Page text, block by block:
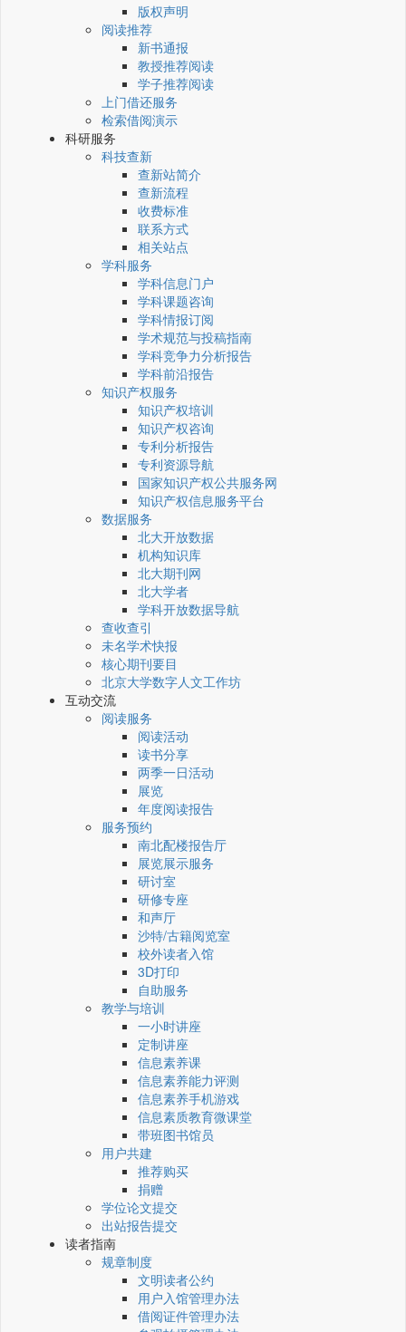
版权声明
阅读推荐
新书通报
教授推荐阅读
学子推荐阅读
上门借还服务
检索借阅演示
科研服务
科技查新
查新站简介
查新流程
收费标准
联系方式
相关站点
学科服务
学科信息门户
学科课题咨询
学科情报订阅
学术规范与投稿指南
学科竞争力分析报告
学科前沿报告
知识产权服务
知识产权培训
知识产权咨询
专利分析报告
专利资源导航
国家知识产权公共服务网
知识产权信息服务平台
数据服务
北大开放数据
机构知识库
北大期刊网
北大学者
学科开放数据导航
查收查引
未名学术快报
核心期刊要目
北京大学数字人文工作坊
互动交流
阅读服务
阅读活动
读书分享
两季一日活动
展览
年度阅读报告
服务预约
南北配楼报告厅
展览展示服务
研讨室
研修专座
和声厅
沙特/古籍阅览室
校外读者入馆
3D打印
自助服务
教学与培训
一小时讲座
定制讲座
信息素养课
信息素养能力评测
信息素养手机游戏
信息素质教育微课堂
带班图书馆员
用户共建
推荐购买
捐赠
学位论文提交
出站报告提交
读者指南
规章制度
文明读者公约
用户入馆管理办法
借阅证件管理办法